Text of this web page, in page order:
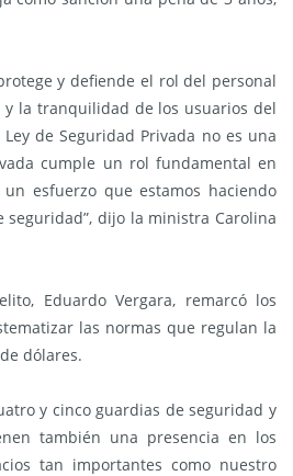
y defiende el rol del personal
la tranquilidad de los usuarios del
de Seguridad Privada no es una
cumple un rol fundamental en
esfuerzo que estamos haciendo
dijo la ministra Carolina
Eduardo Vergara, remarcó los
las normas que regulan la
dólares.
y cinco guardias de seguridad y
también una presencia en los
tan importantes como nuestro